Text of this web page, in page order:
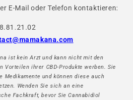
E-Mail oder Telefon kontaktieren:
ist kein Arzt und kann nicht mit den
Vorteilen ihrer CBD-Produkte werben. Sie
Medikamente und können diese auch
Wenden Sie sich an eine
Fachkraft, bevor Sie Cannabidiol